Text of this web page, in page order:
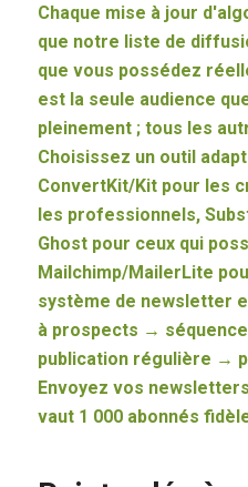
Chaque mise à jour
que notre liste de
que vous possédez
est la seule audience
pleinement ; tous les
Choisissez un outil
ConvertKit/Kit pour les
les professionnels,
Ghost pour ceux qui
Mailchimp/MailerLite
système de newsletter
à prospects →
publication régulière →
Envoyez vos
vaut 1 000 abonnés